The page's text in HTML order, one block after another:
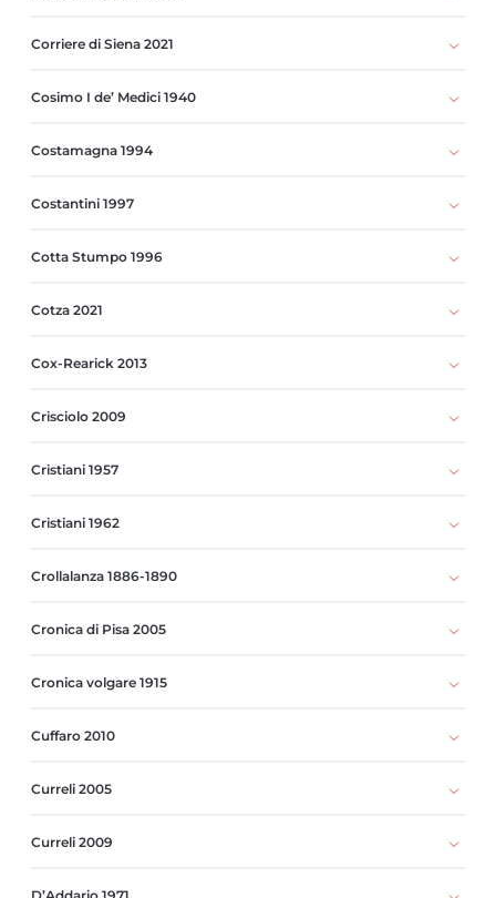
Corriere di Siena 2021
Cosimo I de’ Medici 1940
Costamagna 1994
Costantini 1997
Cotta Stumpo 1996
Cotza 2021
Cox-Rearick 2013
Crisciolo 2009
Cristiani 1957
Cristiani 1962
Crollalanza 1886-1890
Cronica di Pisa 2005
Cronica volgare 1915
Cuffaro 2010
Curreli 2005
Curreli 2009